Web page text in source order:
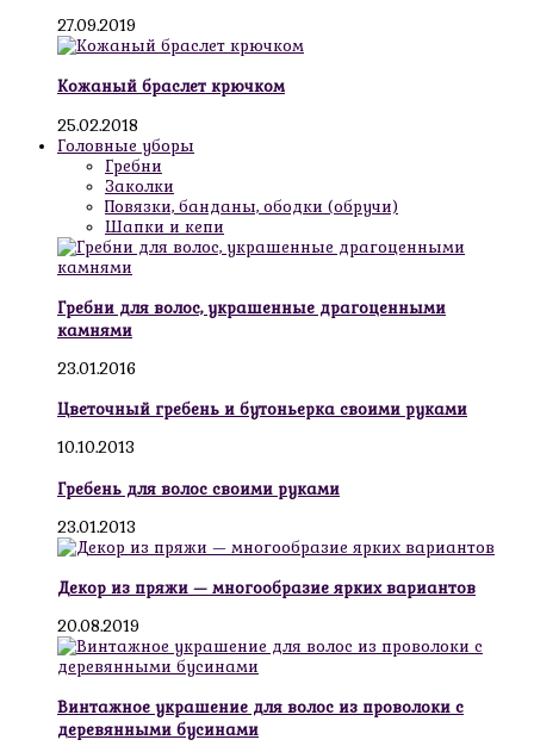
27.09.2019
Кожаный браслет крючком
25.02.2018
Головные уборы
Гребни
Заколки
Повязки, банданы, ободки (обручи)
Шапки и кепи
Гребни для волос, украшенные драгоценными
камнями
23.01.2016
Цветочный гребень и бутоньерка своими руками
10.10.2013
Гребень для волос своими руками
23.01.2013
Декор из пряжи — многообразие ярких вариантов
20.08.2019
Винтажное украшение для волос из проволоки с
деревянными бусинами